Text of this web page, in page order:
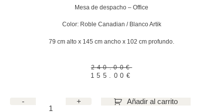
Mesa de despacho – Office
Color: Roble Canadian / Blanco Artik
79 cm alto x 145 cm ancho x 102 cm profundo.
240.00€
155.00 €
- + Añadir al carrito